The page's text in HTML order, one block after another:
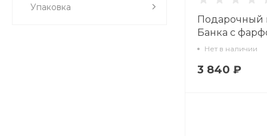
Упаковка
Подарочный
Банка с
крышкой
Нет в наличии
3 840 ₽